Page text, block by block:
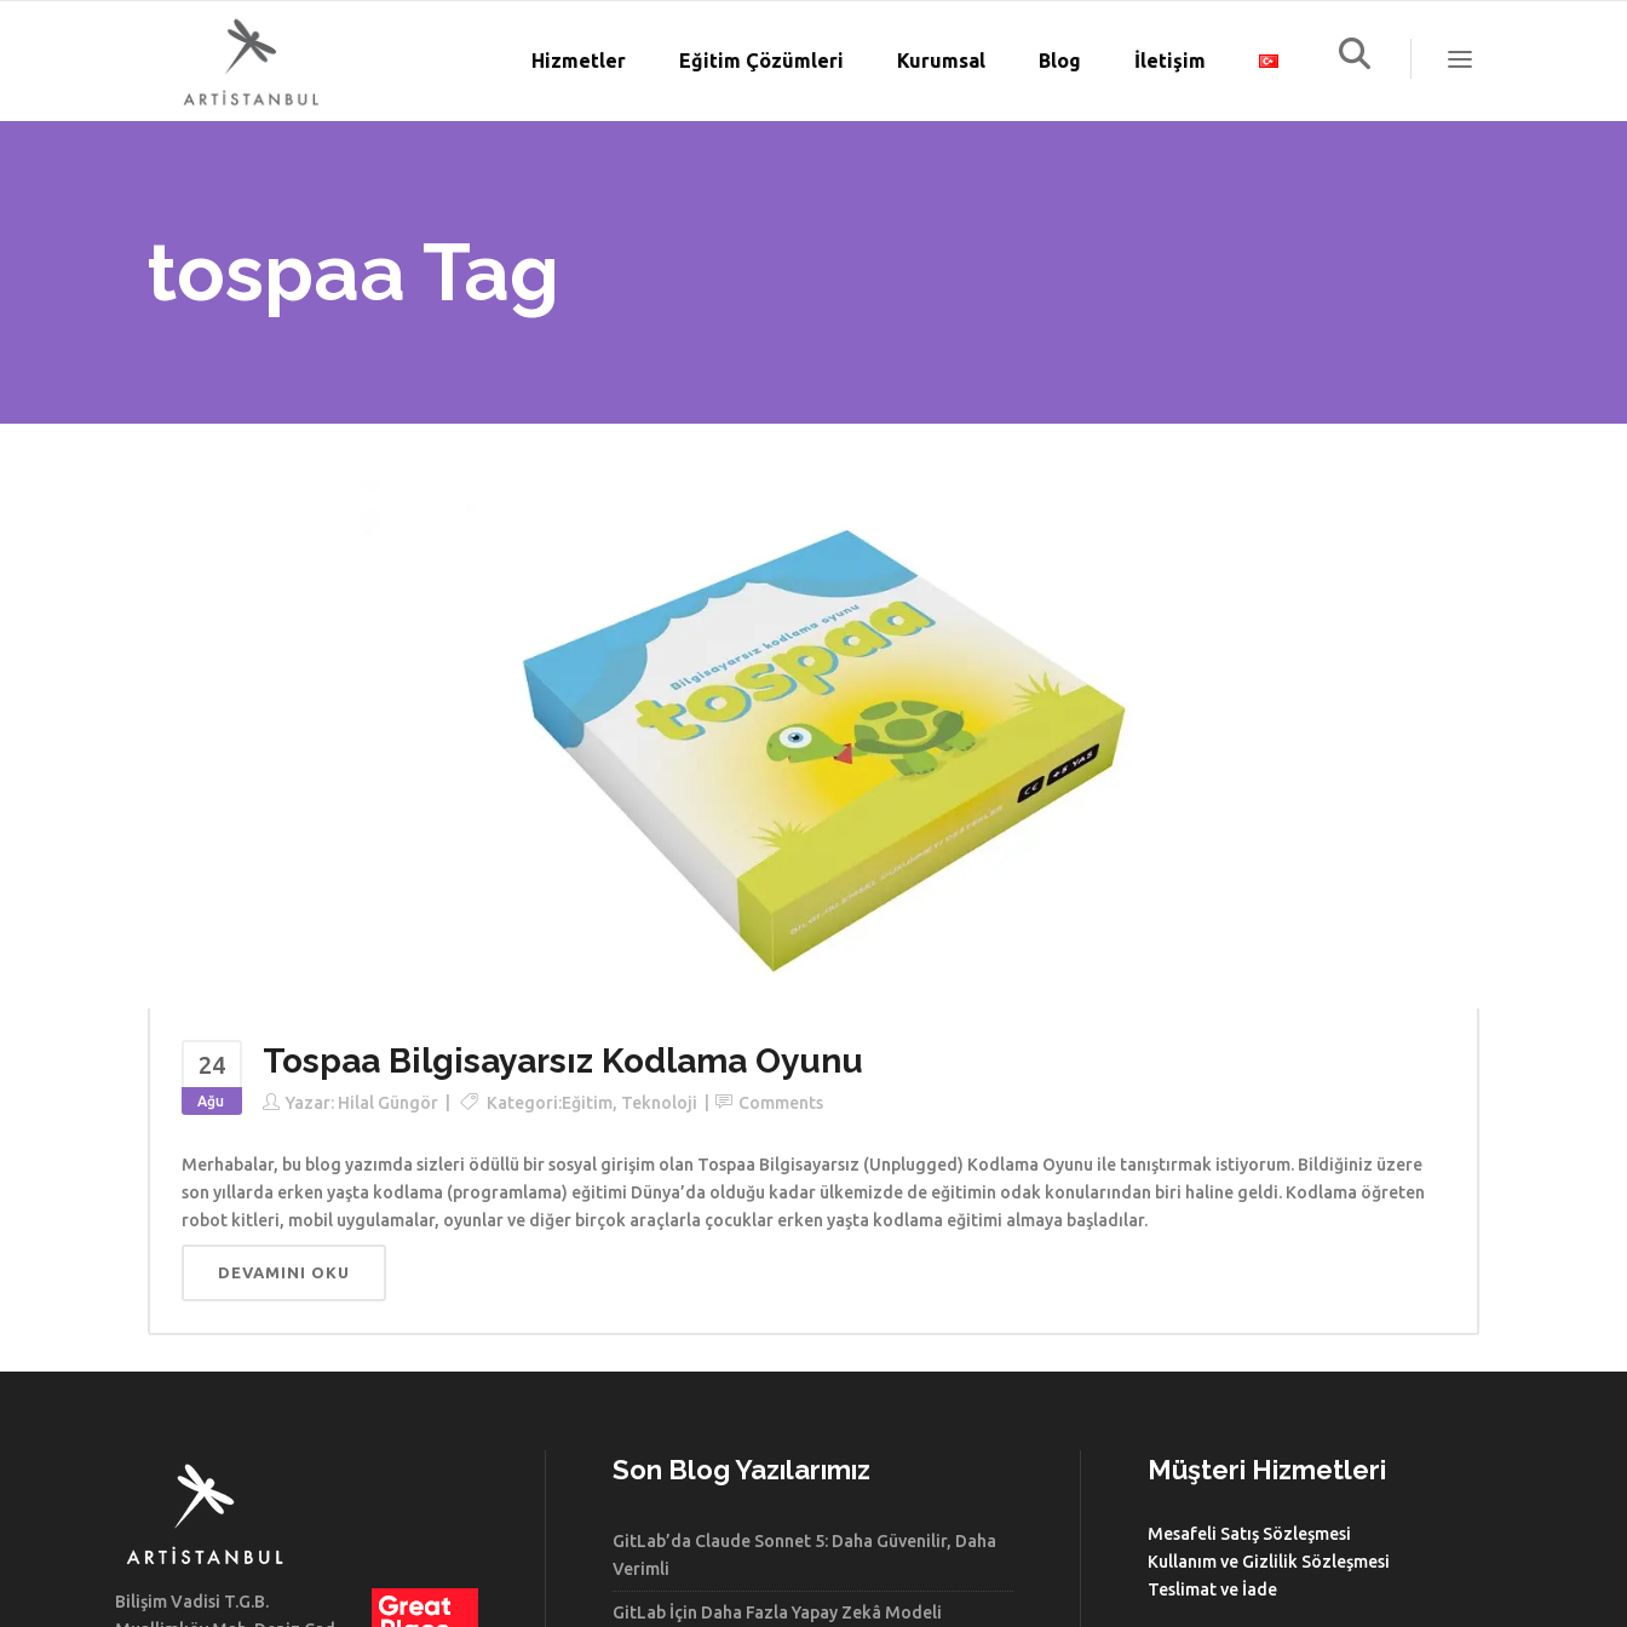
Hizmetler Eğitim Çözümleri Kurumsal Blog İletişim
tospaa Tag
24
Ağu
Tospaa Bilgisayarsız Kodlama Oyunu
Yazar: Hilal Güngör Kategori:Eğitim, Teknoloji Comments
Merhabalar, bu blog yazımda sizleri ödüllü bir sosyal girişim olan Tospaa Bilgisayarsız (Unplugged) Kodlama Oyunu ile tanıştırmak istiyorum. Bildiğiniz üzere
son yıllarda erken yaşta kodlama (programlama) eğitimi Dünya’da olduğu kadar ülkemizde de eğitimin odak konularından biri haline geldi. Kodlama öğreten
robot kitleri, mobil uygulamalar, oyunlar ve diğer birçok araçlarla çocuklar erken yaşta kodlama eğitimi almaya başladılar.
DEVAMINI OKU
Bilişim Vadisi T.G.B.
Son Blog Yazılarımız
GitLab’da Claude Sonnet 5: Daha Güvenilir, Daha
Verimli
GitLab İçin Daha Fazla Yapay Zekâ Modeli
Müşteri Hizmetleri
Mesafeli Satış Sözleşmesi
Kullanım ve Gizlilik Sözleşmesi
Teslimat ve İade